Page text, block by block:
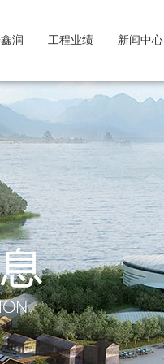
润 工程业绩 新闻中心